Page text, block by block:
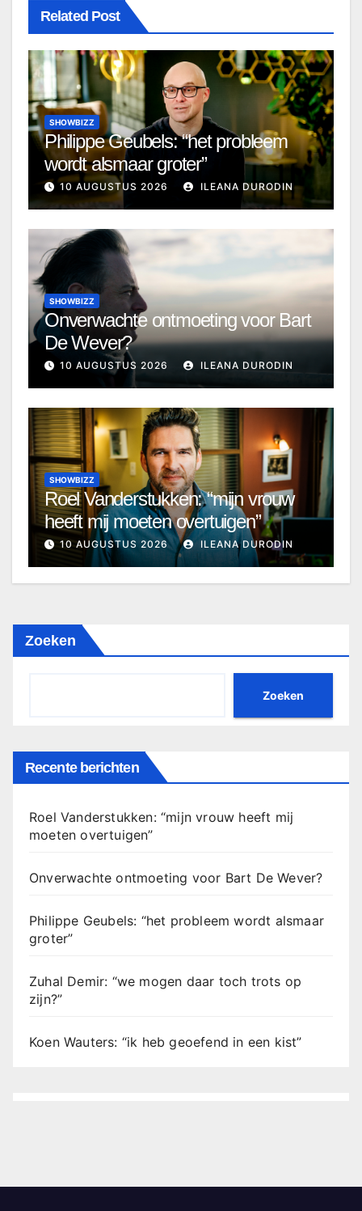
Related Post
SHOWBIZZ
Philippe Geubels: “het probleem
wordt alsmaar groter”
10 AUGUSTUS 2026 ILEANA DURODIN
SHOWBIZZ
Onverwachte ontmoeting voor Bart
De Wever?
10 AUGUSTUS 2026 ILEANA DURODIN
SHOWBIZZ
Roel Vanderstukken: “mijn vrouw
heeft mij moeten overtuigen”
10 AUGUSTUS 2026 ILEANA DURODIN
Zoeken
Zoeken
Recente berichten
Roel Vanderstukken: “mijn vrouw heeft mij
moeten overtuigen”
Onverwachte ontmoeting voor Bart De Wever?
Philippe Geubels: “het probleem wordt alsmaar
groter”
Zuhal Demir: “we mogen daar toch trots op
zijn?”
Koen Wauters: “ik heb geoefend in een kist”